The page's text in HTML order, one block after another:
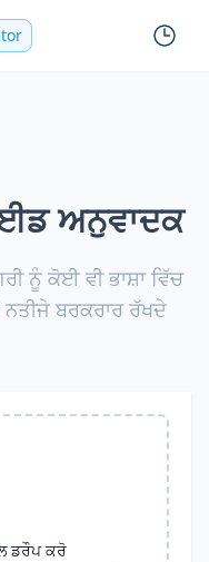
ਅਨੁਵਾਦਕ
ਨੂੰ ਕੋਈ ਵੀ ਭਾਸ਼ਾ ਵਿੱਚ
ਬਰਕਰਾਰ ਰੱਖਦੇ
ਡਰੌਪ ਕਰੋ